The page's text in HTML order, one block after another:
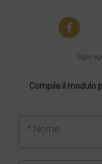
Ogni
Compila il modulo
* Nome